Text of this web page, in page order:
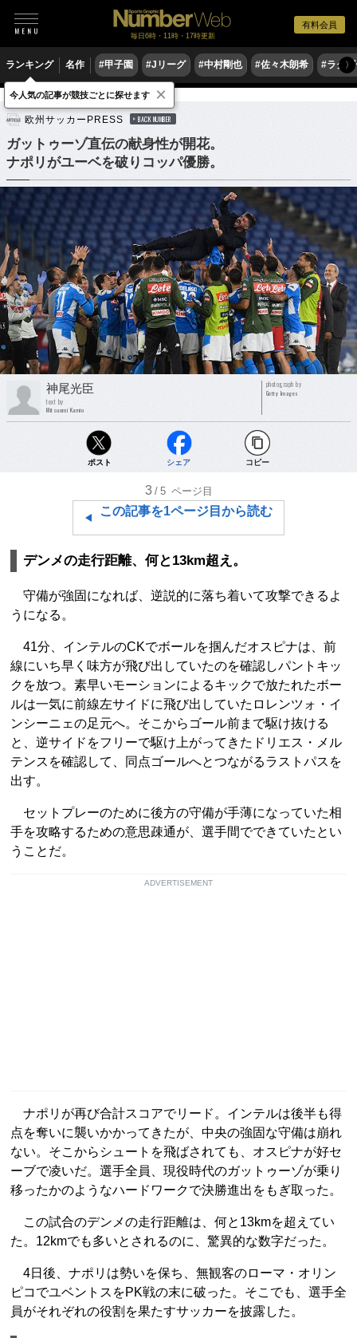
有料会員
毎日6時・11時・17時更新
ランキング 名作 #甲子園 #Jリーグ #中村剛也 #佐々木朗希 #ラグ〉
サッカー 海外サッカー セリエA
欧州サッカーPRESS BACK NUMBER
ガットゥーゾ直伝の献身性が開花。
ナポリがユーベを破りコッパ優勝。
神尾光臣
text by
Mitsuomi Kamio
photograph by
Getty Images
ポスト シェア コピー
3 /5 ページ目
この記事を1ページ目から読む
デンメの走行距離、何と13km超え。
守備が強固になれば、逆説的に落ち着いて攻撃できるよ
うになる。
41分、インテルのCKでボールを掴んだオスピナは、前
線にいち早く味方が飛び出していたのを確認しパントキッ
クを放つ。素早いモーションによるキックで放たれたボー
ルは一気に前線左サイドに飛び出していたロレンツォ・イ
ンシーニェの足元へ。そこからゴール前まで駆け抜ける
と、逆サイドをフリーで駆け上がってきたドリエス・メル
テンスを確認して、同点ゴールへとつながるラストパスを
出す。
セットプレーのために後方の守備が手薄になっていた相
手を攻略するための意思疎通が、選手間でできていたとい
うことだ。
ADVERTISEMENT
ナポリが再び合計スコアでリード。インテルは後半も得
点を奪いに襲いかかってきたが、中央の強固な守備は崩れ
ない。そこからシュートを飛ばされても、オスピナが好セ
ーブで凌いだ。選手全員、現役時代のガットゥーゾが乗り
移ったかのようなハードワークで決勝進出をもぎ取った。
この試合のデンメの走行距離は、何と13kmを超えてい
た。12kmでも多いとされるのに、驚異的な数字だった。
4日後、ナポリは勢いを保ち、無観客のローマ・オリン
ピコでユベントスをPK戦の末に破った。そこでも、選手全
員がそれぞれの役割を果たすサッカーを披露した。
今人気の記事が競技ごとに探せます ×